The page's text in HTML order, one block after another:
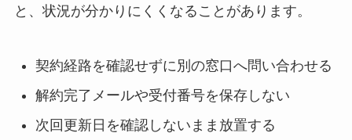
と、状況が分かりにくくなることがあります。
契約経路を確認せずに別の窓口へ問い合わせる
解約完了メールや受付番号を保存しない
次回更新日を確認しないまま放置する